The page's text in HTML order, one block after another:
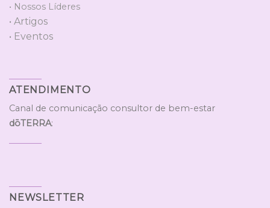
• Nossos Líderes
• Artigos
• Eventos
ATENDIMENTO
Canal de comunicação consultor de bem-estar
dōTERRA:
NEWSLETTER